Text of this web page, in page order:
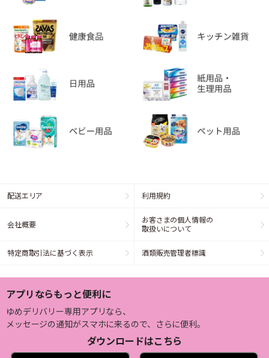
配送エリア 利用規約
会社概要
お客さまの個人情報の
取扱いについて
特定商取引法に基づく表示 酒類販売管理者標識
アプリならもっと便利に
ゆめデリバリー専用アプリなら、
メッセージの通知がスマホに来るので、さらに便利。
ダウンロードはこちら